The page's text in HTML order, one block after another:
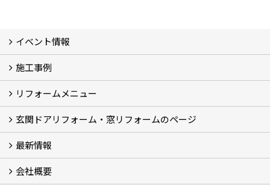
イベント情報
イベント予告
イベント報告
施工事例
フォトギャラリー
BeforeAfter (29)
お客様の声
リフォームメニュー
リフォームの流れ
窓リフォーム (3)
玄関ドアリフォーム (2)
キッチンリフォーム (4)
浴室リフォーム (3)
トイレリフォーム (5)
洗面リフォーム (2)
マンションリフォーム (3)
収納リフォーム
カーポート工事
風除室工事
ウッドデッキ・タイルデッキ工事
エクステリア工事 (2)
内装リフォーム
雨樋設置・修繕
外壁張替・塗装 (2)
エアコン取付工事
玄関ドアリフォーム・窓リフォームのページ
玄関ドアリフォーム
内窓交換・外窓交換・ガラス交換 (18)
最新情報
補助金情報
各種キャンペーン (2)
会社概要